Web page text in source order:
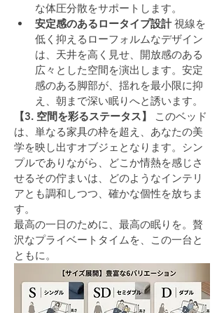
な体圧分散をサポートします。
安定感のあるロータイプ設計 視線を
低く抑えるローフォルムなデザイン
は、天井を高く見せ、開放感のある
広々とした空間を演出します。安定
感のある脚部が、揺れを最小限に抑
え、朝まで深い眠りへと誘います。
【3. 空間を彩るステータス】
このベッド
は、単なる家具の枠を超え、あなたの美
学を映し出すオブジェとなります。シン
プルでありながら、どこか情熱を感じさ
せるその佇まいは、どのようなインテリ
アとも調和しつつ、確かな個性を放ちま
す。
最高の一日のために、最高の眠りを。贅
沢なプライベートタイムを、この一台と
ともに。